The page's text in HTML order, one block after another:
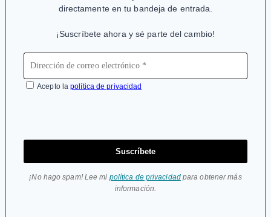
directamente en tu bandeja de entrada.
¡Suscríbete ahora y sé parte del cambio!
Acepto lapolítica de privacidad
Suscríbete
¡No hago spam! Lee mi política de privacidadpara obtener más
información.